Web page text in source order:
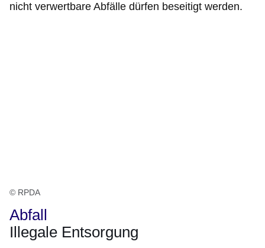
nicht verwertbare Abfälle dürfen beseitigt werden.
© RPDA
Abfall
Illegale Entsorgung